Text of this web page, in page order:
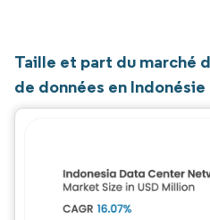
Taille et part du marché
de données en Indonésie